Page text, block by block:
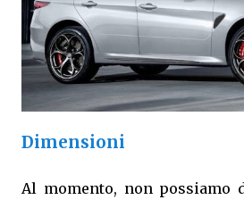
Dimensioni
Al momento, non possiamo